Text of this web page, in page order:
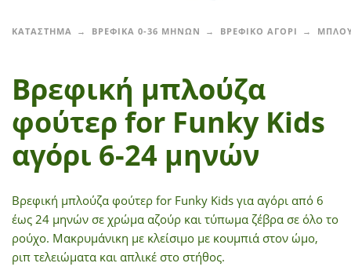
ΚΑΤΑΣΤΗΜΑ ΒΡΕΦΙΚΑ 0-36 ΜΗΝΩΝ ΒΡΕΦΙΚΟ ΑΓΟΡΙ
Βρεφική μπλούζα
φούτερ for Funky Kids
αγόρι 6-24 μηνών
Βρεφική μπλούζα φούτερ for Funky Kids για αγόρι από 6
έως 24 μηνών σε χρώμα αζούρ και τύπωμα ζέβρα σε όλο το
ρούχο. Μακρυμάνικη με κλείσιμο με κουμπιά στον ώμο,
ριπ τελειώματα και απλικέ στο στήθος.